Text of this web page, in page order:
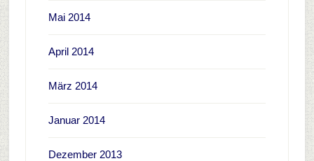
Mai 2014
April 2014
März 2014
Januar 2014
Dezember 2013